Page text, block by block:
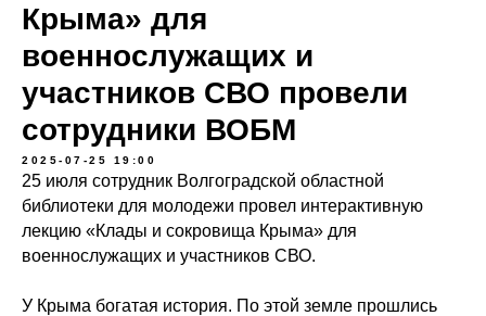
Крыма» для
военнослужащих и
участников СВО провели
сотрудники ВОБМ
2025-07-25 19:00
25 июля сотрудник Волгоградской областной
библиотеки для молодежи провел интерактивную
лекцию «Клады и сокровища Крыма» для
военнослужащих и участников СВО.
У Крыма богатая история. По этой земле прошлись